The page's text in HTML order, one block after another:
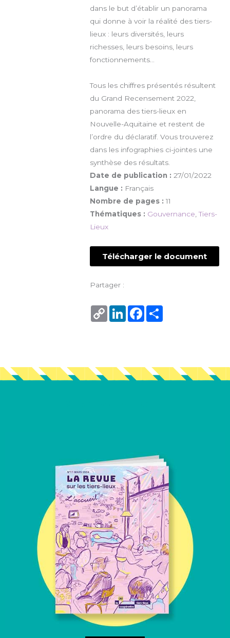
dans le but d’établir un panorama
qui donne à voir la réalité des tiers-
lieux : leurs diversités, leurs
richesses, leurs besoins, leurs
fonctionnements…
Tous les chiffres présentés résultent
du Grand Recensement 2022,
panorama des tiers-lieux en
Nouvelle-Aquitaine et restent de
l’ordre du déclaratif. Vous trouverez
dans les infographies ci-jointes une
synthèse des résultats.
Date de publication : 27/01/2022
Langue : Français
Nombre de pages : 11
Thématiques : Gouvernance ,Tiers-
Lieux
Télécharger le document
Partager :
Copy
Link
LinkedInFacebook
Share